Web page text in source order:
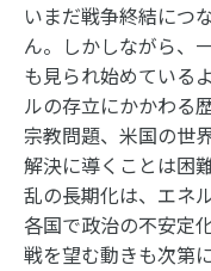
いまだ戦争終結につ
ん。しかしながら、
も見られ始めている
ルの存立にかかわる
宗教問題、米国の世
解決に導くことは困
乱の長期化は、エネ
各国で政治の不安定
戦を望む動きも次第